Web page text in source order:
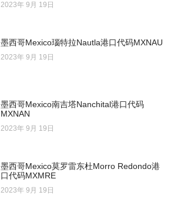
2023年 9月 19日
墨西哥Mexico瑙特拉Nautla港口代码MXNAU
2023年 9月 19日
墨西哥Mexico南吉塔Nanchital港口代码
MXNAN
2023年 9月 19日
墨西哥Mexico莫罗雷东杜Morro Redondo港
口代码MXMRE
2023年 9月 19日